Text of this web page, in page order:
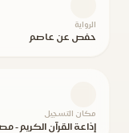
الرواية
حفص عن عاصم
مكان التسجيل
إذاعة القرآن الكريم -